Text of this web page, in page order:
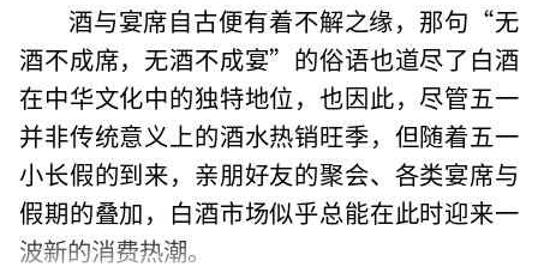
酒与宴席自古便有着不解之缘，那句“无
酒不成席，无酒不成宴”的俗语也道尽了白酒
在中华文化中的独特地位，也因此，尽管五一
并非传统意义上的酒水热销旺季，但随着五一
小长假的到来，亲朋好友的聚会、各类宴席与
假期的叠加，白酒市场似乎总能在此时迎来一
波新的消费热潮。